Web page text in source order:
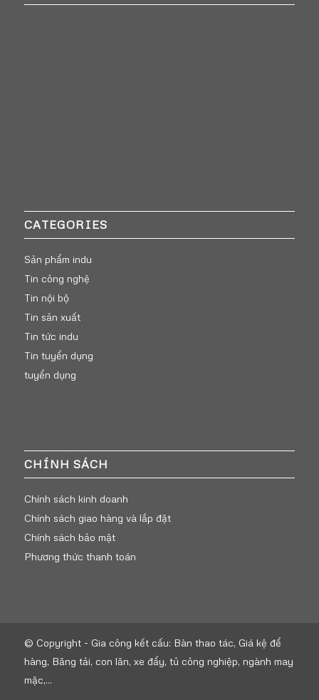
CATEGORIES
Sản phẩm indu
Tin công nghệ
Tin nội bộ
Tin sản xuất
Tin tức indu
Tin tuyển dụng
tuyển dụng
CHÍNH SÁCH
Chính sách kinh doanh
Chính sách giao hàng và lắp đặt
Chính sách bảo mật
Phương thức thanh toán
© Copyright - Gia công kết cấu: Bàn thao tác, Giá kệ để
hàng, Băng tải, con lăn, xe đẩy, tủ công nghiệp, ngành may
mặc,...